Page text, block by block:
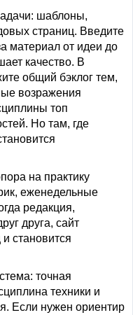
шаблоны,
страниц. Введите
материал от идеи до
качество. В
общий бэклог тем,
возражения
топ
Но там, где
на практику
еженедельные
редакция,
друга, сайт
становится
точная
техники и
Если нужен ориентир